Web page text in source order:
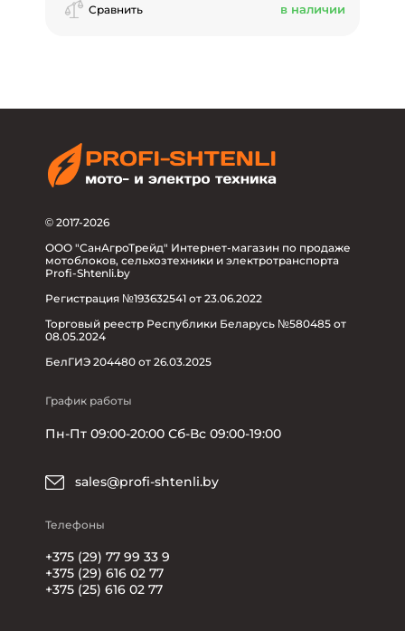
Сравнить в наличии
© 2017-2026
ООО "СанАгроТрейд" Интернет-магазин по продаже
мотоблоков, сельхозтехники и электротранспорта
Profi-Shtenli.by
Регистрация №193632541 от 23.06.2022
Торговый реестр Республики Беларусь №580485 от
08.05.2024
БелГИЭ 204480 от 26.03.2025
График работы
Пн-Пт 09:00-20:00 Сб-Вс 09:00-19:00
sales@profi-shtenli.by
Телефоны
+375 (29) 77 99 33 9
+375 (29) 616 02 77
+375 (25) 616 02 77